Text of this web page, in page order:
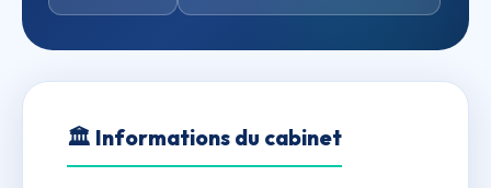
🏛 Informations du cabinet